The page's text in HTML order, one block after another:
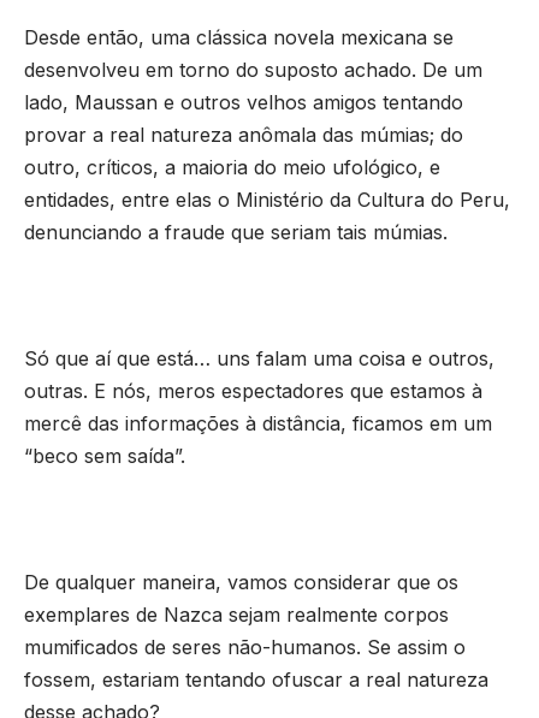
Desde então, uma clássica novela mexicana se
desenvolveu em torno do suposto achado. De um
lado, Maussan e outros velhos amigos tentando
provar a real natureza anômala das múmias; do
outro, críticos, a maioria do meio ufológico, e
entidades, entre elas o Ministério da Cultura do Peru,
denunciando a fraude que seriam tais múmias.
Só que aí que está… uns falam uma coisa e outros,
outras. E nós, meros espectadores que estamos à
mercê das informações à distância, ficamos em um
“beco sem saída”.
De qualquer maneira, vamos considerar que os
exemplares de Nazca sejam realmente corpos
mumificados de seres não-humanos. Se assim o
fossem, estariam tentando ofuscar a real natureza
desse achado?